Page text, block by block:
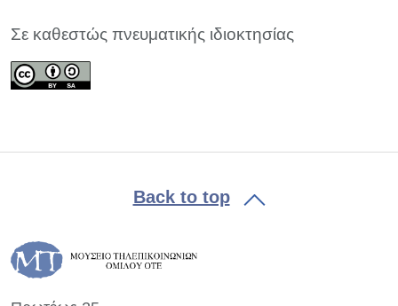
Σε καθεστώς πνευματικής ιδιοκτησίας
Back to top